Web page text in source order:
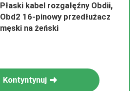
Płaski kabel rozgałęźny Obdii,
Obd2 16-pinowy przedłużacz
męski na żeński
Kontyntynuj